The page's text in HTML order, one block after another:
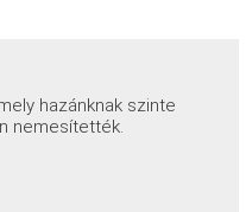
hazánknak szinte
nemesítették.